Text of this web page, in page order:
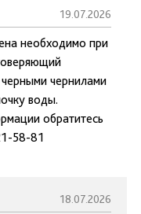
19.07.2026
необходимо при
чернилами
воды.
обратитесь
58-81
18.07.2026